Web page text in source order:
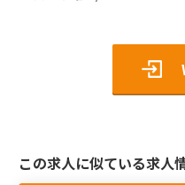
この求人に似ている求人